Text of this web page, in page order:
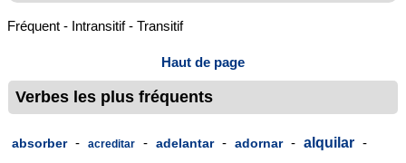
Fréquent - Intransitif - Transitif
Haut de page
Verbes les plus fréquents
absorber - acreditar - adelantar - adornar - alquilar -